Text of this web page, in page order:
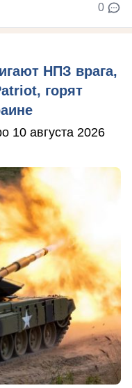
0
НПЗ врага,
горят
10 августа 2026